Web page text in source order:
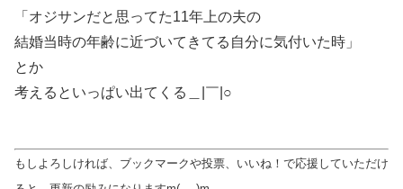
「オジサンだと思ってた11年上の夫の
結婚当時の年齢に近づいてきてる自分に気付いた時」
とか
考えるといっぱい出てくる＿|￣|○
もしよろしければ、ブックマークや投票、いいね！で応援していただけ